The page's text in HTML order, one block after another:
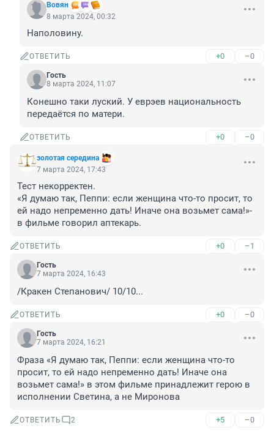
Вовян
8 марта 2024, 00:32
Наполовину.
ОТВЕТИТЬ +0 –0
Гость
8 марта 2024, 11:07
Конешно таки луский. У еврэев национальность
передаётся по матери.
ОТВЕТИТЬ +0 –0
золотая середина
7 марта 2024, 17:43
Тест некорректен.
«Я думаю так, Пеппи: если женщина что-то просит, то
ей надо непременно дать! Иначе она возьмет сама!»-
в фильме говорил аптекарь.
ОТВЕТИТЬ +0 –1
Гость
7 марта 2024, 16:43
/Кракен Степанович/ 10/10...
ОТВЕТИТЬ +0 –0
Гость
7 марта 2024, 16:21
Фраза «Я думаю так, Пеппи: если женщина что-то
просит, то ей надо непременно дать! Иначе она
возьмет сама!» в этом фильме принадлежит герою в
исполнении Светина, а не Миронова
ОТВЕТИТЬ 2 +5 –0